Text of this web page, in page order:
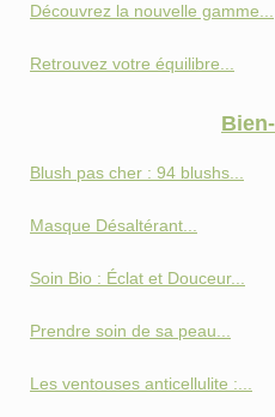
Découvrez la nouvelle gamme...
Retrouvez votre équilibre...
Blush pas cher : 94 blushs...
Masque Désaltérant...
Soin Bio : Éclat et Douceur...
Prendre soin de sa peau...
Les ventouses anticellulite :...